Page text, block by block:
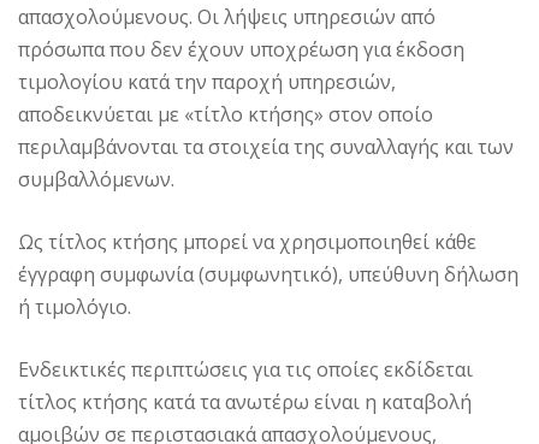
απασχολούμενους. Οι λήψεις υπηρεσιών από
πρόσωπα που δεν έχουν υποχρέωση για έκδοση
τιμολογίου κατά την παροχή υπηρεσιών,
αποδεικνύεται με «τίτλο κτήσης» στον οποίο
περιλαμβάνονται τα στοιχεία της συναλλαγής και των
συμβαλλόμενων.
Ως τίτλος κτήσης μπορεί να χρησιμοποιηθεί κάθε
έγγραφη συμφωνία (συμφωνητικό), υπεύθυνη δήλωση
ή τιμολόγιο.
Ενδεικτικές περιπτώσεις για τις οποίες εκδίδεται
τίτλος κτήσης κατά τα ανωτέρω είναι η καταβολή
αμοιβών σε περιστασιακά απασχολούμενους,